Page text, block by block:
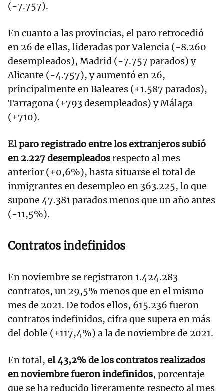
(-7.757).
En cuanto a las provincias, el paro retrocedió
en 26 de ellas, lideradas por Valencia (-8.260
desempleados), Madrid (-7.757 parados) y
Alicante (-4.757), y aumentó en 26,
principalmente en Baleares (+1.587 parados),
Tarragona (+793 desempleados) y Málaga
(+710).
El paro registrado entre los extranjeros subió
en 2.227 desempleadosrespecto al mes
anterior (+0,6%), hasta situarse el total de
inmigrantes en desempleo en 363.225, lo que
supone 47.381 parados menos que un año antes
(-11,5%).
Contratos indefinidos
En noviembre se registraron 1.424.283
contratos, un 29,5% menos que en el mismo
mes de 2021. De todos ellos, 615.236 fueron
contratos indefinidos, cifra que supera en más
del doble (+117,4%) a la de noviembre de 2021.
En total, el 43,2% de los contratos realizados
en noviembre fueron indefinidos, porcentaje
que se ha reducido ligeramente respecto al mes